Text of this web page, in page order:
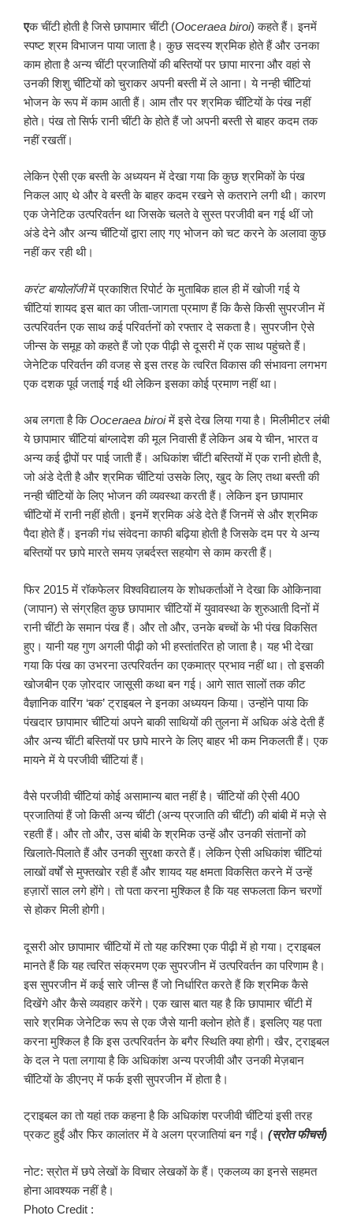
एक चींटी होती है जिसे छापामार चींटी (Ooceraea biroi) कहते हैं। इनमें
स्पष्ट श्रम विभाजन पाया जाता है। कुछ सदस्य श्रमिक होते हैं और उनका
काम होता है अन्य चींटी प्रजातियों की बस्तियों पर छापा मारना और वहां से
उनकी शिशु चींटियों को चुराकर अपनी बस्ती में ले आना। ये नन्ही चींटियां
भोजन के रूप में काम आती हैं। आम तौर पर श्रमिक चींटियों के पंख नहीं
होते। पंख तो सिर्फ रानी चींटी के होते हैं जो अपनी बस्ती से बाहर कदम तक
नहीं रखतीं।
लेकिन ऐसी एक बस्ती के अध्ययन में देखा गया कि कुछ श्रमिकों के पंख
निकल आए थे और वे बस्ती के बाहर कदम रखने से कतराने लगी थी। कारण
एक जेनेटिक उत्परिवर्तन था जिसके चलते वे सुस्त परजीवी बन गई थीं जो
अंडे देने और अन्य चींटियों द्वारा लाए गए भोजन को चट करने के अलावा कुछ
नहीं कर रही थी।
करंट बायोलॉजीमें प्रकाशित रिपोर्ट के मुताबिक हाल ही में खोजी गई ये
चींटियां शायद इस बात का जीता-जागता प्रमाण हैं कि कैसे किसी सुपरजीन में
उत्परिवर्तन एक साथ कई परिवर्तनों को रफ्तार दे सकता है। सुपरजीन ऐसे
जीन्स के समूह को कहते हैं जो एक पीढ़ी से दूसरी में एक साथ पहुंचते हैं।
जेनेटिक परिवर्तन की वजह से इस तरह के त्वरित विकास की संभावना लगभग
एक दशक पूर्व जताई गई थी लेकिन इसका कोई प्रमाण नहीं था।
अब लगता है किOoceraea biroiमें इसे देख लिया गया है। मिलीमीटर लंबी
ये छापामार चींटियां बांग्लादेश की मूल निवासी हैं लेकिन अब ये चीन, भारत व
अन्य कई द्वीपों पर पाई जाती हैं। अधिकांश चींटी बस्तियों में एक रानी होती है,
जो अंडे देती है और श्रमिक चींटियां उसके लिए, खुद के लिए तथा बस्ती की
नन्ही चींटियों के लिए भोजन की व्यवस्था करती हैं। लेकिन इन छापामार
चींटियों में रानी नहीं होती। इनमें श्रमिक अंडे देते हैं जिनमें से और श्रमिक
पैदा होते हैं। इनकी गंध संवेदना काफी बढ़िया होती है जिसके दम पर ये अन्य
बस्तियों पर छापे मारते समय ज़बर्दस्त सहयोग से काम करती हैं।
फिर 2015 में रॉकफेलर विश्वविद्यालय के शोधकर्ताओं ने देखा कि ओकिनावा
(जापान) से संग्रहित कुछ छापामार चींटियों में युवावस्था के शुरुआती दिनों में
रानी चींटी के समान पंख हैं। और तो और, उनके बच्चों के भी पंख विकसित
हुए। यानी यह गुण अगली पीढ़ी को भी हस्तांतरित हो जाता है। यह भी देखा
गया कि पंख का उभरना उत्परिवर्तन का एकमात्र प्रभाव नहीं था। तो इसकी
खोजबीन एक ज़ोरदार जासूसी कथा बन गई। आगे सात सालों तक कीट
वैज्ञानिक वारिंग ‘बक’ ट्राइबल ने इनका अध्ययन किया। उन्होंने पाया कि
पंखदार छापामार चींटियां अपने बाकी साथियों की तुलना में अधिक अंडे देती हैं
और अन्य चींटी बस्तियों पर छापे मारने के लिए बाहर भी कम निकलती हैं। एक
मायने में ये परजीवी चींटियां हैं।
वैसे परजीवी चींटियां कोई असामान्य बात नहीं है। चींटियों की ऐसी 400
प्रजातियां हैं जो किसी अन्य चींटी (अन्य प्रजाति की चींटी) की बांबी में मज़े से
रहती हैं। और तो और, उस बांबी के श्रमिक उन्हें और उनकी संतानों को
खिलाते-पिलाते हैं और उनकी सुरक्षा करते हैं। लेकिन ऐसी अधिकांश चींटियां
लाखों वर्षों से मुफ्तखोर रही हैं और शायद यह क्षमता विकसित करने में उन्हें
हज़ारों साल लगे होंगे। तो पता करना मुश्किल है कि यह सफलता किन चरणों
से होकर मिली होगी।
दूसरी ओर छापामार चींटियों में तो यह करिश्मा एक पीढ़ी में हो गया। ट्राइबल
मानते हैं कि यह त्वरित संक्रमण एक सुपरजीन में उत्परिवर्तन का परिणाम है।
इस सुपरजीन में कई सारे जीन्स हैं जो निर्धारित करते हैं कि श्रमिक कैसे
दिखेंगे और कैसे व्यवहार करेंगे। एक खास बात यह है कि छापामार चींटी में
सारे श्रमिक जेनेटिक रूप से एक जैसे यानी क्लोन होते हैं। इसलिए यह पता
करना मुश्किल है कि इस उत्परिवर्तन के बगैर स्थिति क्या होगी। खैर, ट्राइबल
के दल ने पता लगाया है कि अधिकांश अन्य परजीवी और उनकी मेज़बान
चींटियों के डीएनए में फर्क इसी सुपरजीन में होता है।
ट्राइबल का तो यहां तक कहना है कि अधिकांश परजीवी चींटियां इसी तरह
प्रकट हुईं और फिर कालांतर में वे अलग प्रजातियां बन गईं। (स्रोत फीचर्स)
नोट: स्रोत में छपे लेखों के विचार लेखकों के हैं। एकलव्य का इनसे सहमत
होना आवश्यक नहीं है।
Photo Credit :